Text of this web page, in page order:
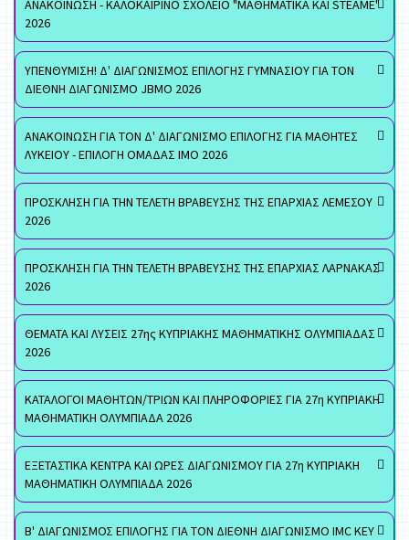
ΑΝΑΚΟΙΝΩΣΗ - ΚΑΛΟΚΑΙΡΙΝΟ ΣΧΟΛΕΙΟ "ΜΑΘΗΜΑΤΙΚΑ ΚΑΙ STEAME"
2026
ΥΠΕΝΘΥΜΙΣΗ! Δ' ΔΙΑΓΩΝΙΣΜΟΣ ΕΠΙΛΟΓΗΣ ΓΥΜΝΑΣΙΟΥ ΓΙΑ ΤΟΝ
ΔΙΕΘΝΗ ΔΙΑΓΩΝΙΣΜΟ JBMO 2026
ΑΝΑΚΟΙΝΩΣΗ ΓΙΑ ΤΟΝ Δ' ΔΙΑΓΩΝΙΣΜΟ ΕΠΙΛΟΓΗΣ ΓΙΑ ΜΑΘΗΤΕΣ
ΛΥΚΕΙΟΥ - ΕΠΙΛΟΓΗ ΟΜΑΔΑΣ ΙΜΟ 2026
ΠΡΟΣΚΛΗΣΗ ΓΙΑ ΤΗΝ ΤΕΛΕΤΗ ΒΡΑΒΕΥΣΗΣ ΤΗΣ ΕΠΑΡΧΙΑΣ ΛΕΜΕΣΟΥ
2026
ΠΡΟΣΚΛΗΣΗ ΓΙΑ ΤΗΝ ΤΕΛΕΤΗ ΒΡΑΒΕΥΣΗΣ ΤΗΣ ΕΠΑΡΧΙΑΣ ΛΑΡΝΑΚΑΣ
2026
ΘΕΜΑΤΑ ΚΑΙ ΛΥΣΕΙΣ 27ης ΚΥΠΡΙΑΚΗΣ ΜΑΘΗΜΑΤΙΚΗΣ ΟΛΥΜΠΙΑΔΑΣ
2026
ΚΑΤΑΛΟΓΟΙ ΜΑΘΗΤΩΝ/ΤΡΙΩΝ ΚΑΙ ΠΛΗΡΟΦΟΡΙΕΣ ΓΙΑ 27η ΚΥΠΡΙΑΚΗ
ΜΑΘΗΜΑΤΙΚΗ ΟΛΥΜΠΙΑΔΑ 2026
ΕΞΕΤΑΣΤΙΚΑ ΚΕΝΤΡΑ ΚΑΙ ΩΡΕΣ ΔΙΑΓΩΝΙΣΜΟΥ ΓΙΑ 27η ΚΥΠΡΙΑΚΗ
ΜΑΘΗΜΑΤΙΚΗ ΟΛΥΜΠΙΑΔΑ 2026
Β' ΔΙΑΓΩΝΙΣΜΟΣ ΕΠΙΛΟΓΗΣ ΓΙΑ ΤΟΝ ΔΙΕΘΝΗ ΔΙΑΓΩΝΙΣΜΟ IMC KEY